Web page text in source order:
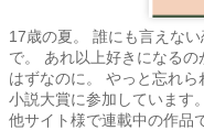
17歳の夏。 誰にも言えな
で。 あれ以上好きになる
はずなのに。 やっと忘れ
小説大賞に参加しています
他サイト様で連載中の作品